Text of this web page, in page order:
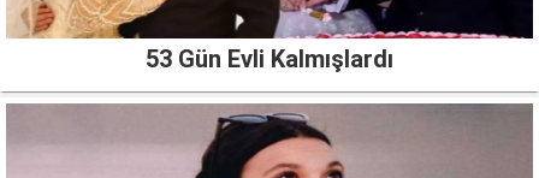
53 Gün Evli Kalmışlardı